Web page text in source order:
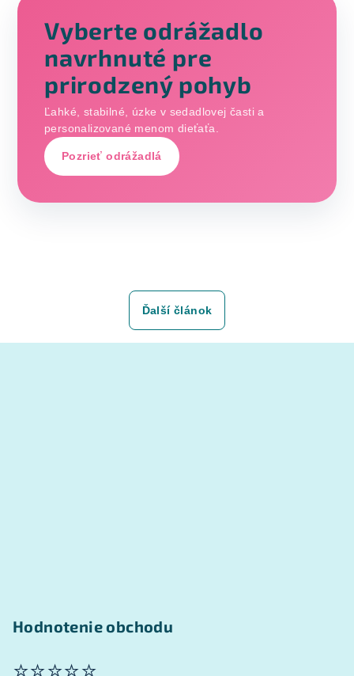
Vyberte odrážadlo
navrhnuté pre
prirodzený pohyb
Ľahké, stabilné, úzke v sedadlovej časti a
personalizované menom dieťaťa.
Pozrieť odrážadlá
Ďalší článok
Hodnotenie obchodu